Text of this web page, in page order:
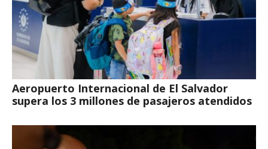
Aeropuerto Internacional de El Salvador
supera los 3 millones de pasajeros atendidos